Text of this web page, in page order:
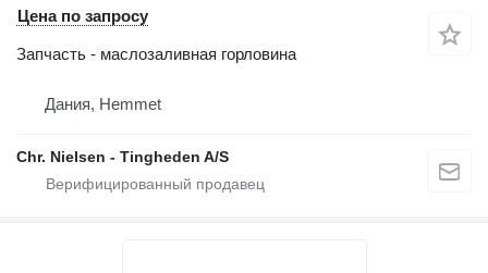
Цена по запросу
Запчасть - маслозаливная горловина
Дания, Hemmet
Chr. Nielsen - Tingheden A/S